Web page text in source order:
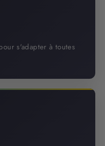
s'adapter à toutes